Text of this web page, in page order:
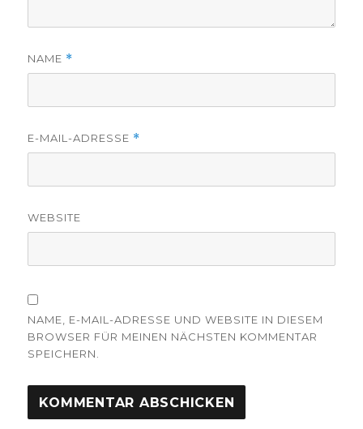
NAME *
E-MAIL-ADRESSE *
WEBSITE
NAME, E-MAIL-ADRESSE UND WEBSITE IN DIESEM
BROWSER FÜR MEINEN NÄCHSTEN KOMMENTAR
SPEICHERN.